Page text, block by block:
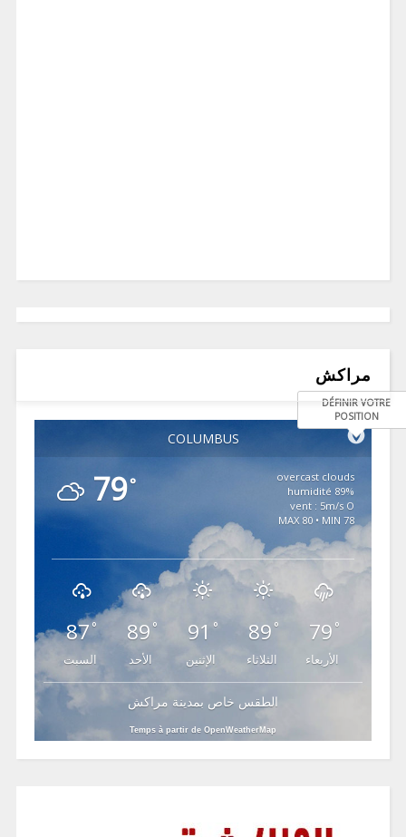
مراكش
COLUMBUS
DÉFINIR VOTRE
POSITION
79°
overcast clouds
89% humidité
vent : 5m/s O
MAX 80 • MIN 78
87°
السبت
89 °
الأحد
91 °
الإثنين
89 °
الثلاثاء
79 °
الأربعاء
الطقس خاص بمدينة مراكش
Temps à partir de OpenWeatherMap